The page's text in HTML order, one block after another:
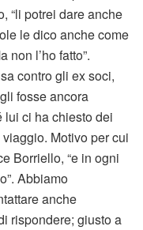
“li potrei dare anche
le dico anche come
non l’ho fatto”.
contro gli ex soci,
fosse ancora
lui ci ha chiesto dei
Motivo per cui
Borriello, “e in ogni
Abbiamo
anche
rispondere; giusto a